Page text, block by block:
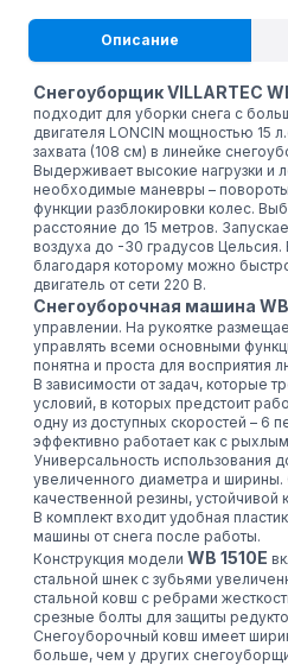
Описание
Снегоуборщик VILLARTEC
подходит для уборки снега с
двигателя LONCIN мощностью 15
захвата (108 см) в линейке
Выдерживает высокие нагрузки и
необходимые маневры –
функции разблокировки колес.
расстояние до 15 метров.
воздуха до -30 градусов Цельсия.
благодаря которому можно
двигатель от сети 220 В.
Снегоуборочная машина WB
управлении. На рукоятке
управлять всеми основными
понятна и проста для восприятия
В зависимости от задач, которые
условий, в которых предстоит
одну из доступных скоростей – 6
эффективно работает как с
Универсальность использования
увеличенного диаметра и ширины.
качественной резины, устойчивой
В комплект входит удобная
машины от снега после работы.
Конструкция модели WB 1510E
стальной шнек с зубьями
стальной ковш с ребрами
срезные болты для защиты
Снегоуборочный ковш имеет
больше, чем у других